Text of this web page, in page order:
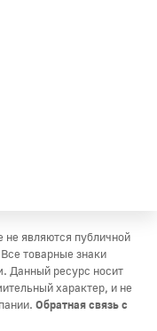
являются публичной
товарные знаки
Данный ресурс носит
характер, и не
Обратная связь с